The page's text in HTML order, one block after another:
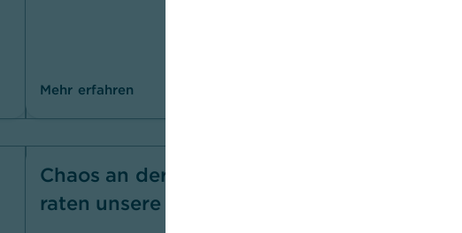
Mehr erfahren
Chaos an der Börse: Das
raten unsere Experten jetzt